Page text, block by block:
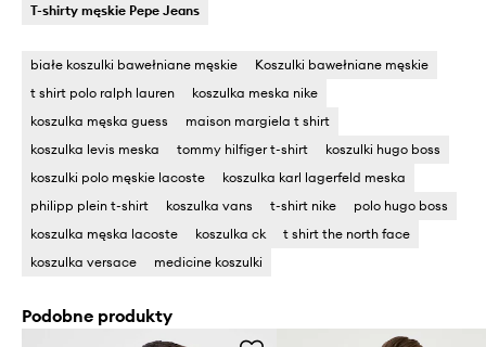
T-shirty męskie Pepe Jeans
białe koszulki bawełniane męskie
Koszulki bawełniane męskie
t shirt polo ralph lauren
koszulka meska nike
koszulka męska guess
maison margiela t shirt
koszulka levis meska
tommy hilfiger t-shirt
koszulki hugo boss
koszulki polo męskie lacoste
koszulka karl lagerfeld meska
philipp plein t-shirt
koszulka vans t-shirt nike
polo hugo boss
koszulka męska lacoste
koszulka ck
t shirt the north face
koszulka versace
medicine koszulki
Podobne produkty